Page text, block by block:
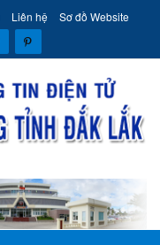
Liên hệ Sơ đồ Website